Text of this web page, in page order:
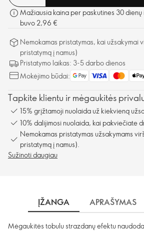
Mažiausia kaina per paskutines 30
buvo 2,96 €
Nemokamas pristatymas, kai užsakymai
pristatymą į namus)
Pristatymo laikas: 3-5 darbo dienos
Mokėjimo būdai:
Tapkite klientu ir mėgaukitės
15% grįžtamoji nuolaida už kiekvieną
10% dalijimosi nuolaida, kai pakviečiate
Nemokamas pristatymas užsakymams
pristatymą į namus).
Sužinoti daugiau
ĮŽANGA APRAŠYMAS
Mėgaukitės tobulu strazdanų efektu